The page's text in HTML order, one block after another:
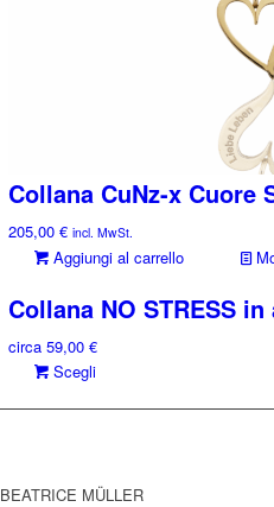
Collana CuNz-x Cuore
205,00 € incl. MwSt.
Aggiungi al carrello
Collana NO STRESS
circa 59,00 €
Scegli
Le
BEATRICE MÜLLER